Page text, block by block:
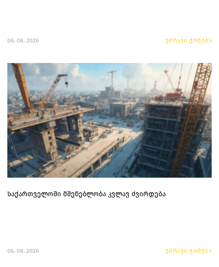
06. 08. 2026 უძრავი ქონება
საქართველოში მშენებლობა კვლავ ძვირდება
06. 08. 2026 უძრავი ქონება